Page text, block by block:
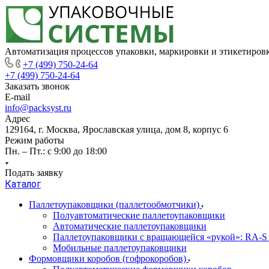
Автоматизация процессов упаковки, маркировки и
+7 (499) 750-24-64
+7 (499) 750-24-64
Заказать звонок
E-mail
info@packsyst.ru
Адрес
129164, г. Москва, Ярославская улица, дом 8, корпус 6
Режим работы
Пн. – Пт.: с 9:00 до 18:00
Подать заявку
Каталог
Паллетоупаковщики (паллетообмотчики)
Полуавтоматические паллетоупаковщики
Автоматические паллетоупаковщики
Паллетоупаковщики с вращающейся «рукой»: RA-
Мобильные паллетоупаковщики
Формовщики коробов (гофрокоробов)